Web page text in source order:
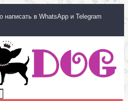
написать в WhatsApp и Telegram